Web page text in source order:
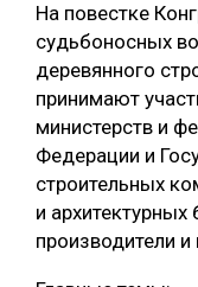
На повестке
судьбоносных
деревянного
принимают
министерств и
Федерации и
строительных
и
производители